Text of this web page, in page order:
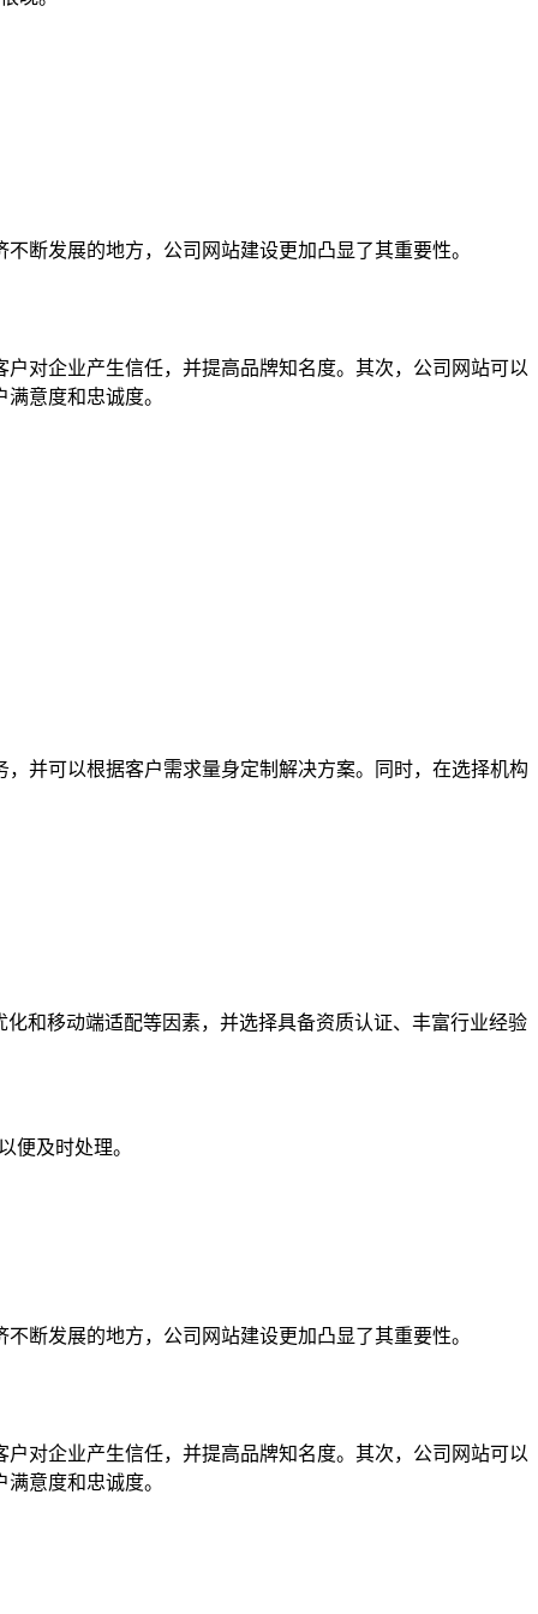
断发展的地方，公司网站建设更加凸显了其重要性。
对企业产生信任，并提高品牌知名度。其次，公司网站可以
意度和忠诚度。
并可以根据客户需求量身定制解决方案。同时，在选择机构
和移动端适配等因素，并选择具备资质认证、丰富行业经验
便及时处理。
断发展的地方，公司网站建设更加凸显了其重要性。
对企业产生信任，并提高品牌知名度。其次，公司网站可以
意度和忠诚度。